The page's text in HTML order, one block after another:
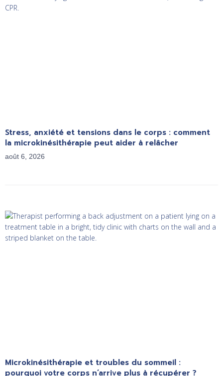
Stress, anxiété et tensions dans le corps : comment
la microkinésithérapie peut aider à relâcher
août 6, 2026
Microkinésithérapie et troubles du sommeil :
pourquoi votre corps n’arrive plus à récupérer ?